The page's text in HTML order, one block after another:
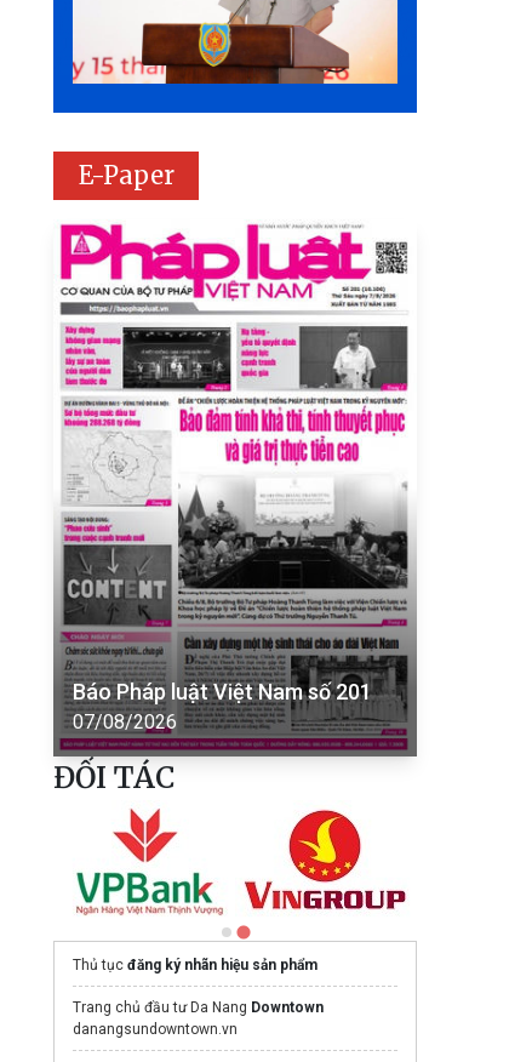
E-Paper
Báo Pháp luật Việt Nam số 201
07/08/2026
ĐỐI TÁC
Thủ tục đăng ký nhãn hiệu sản phẩm
Trang chủ đầu tư Da Nang Downtown
danangsundowntown.vn